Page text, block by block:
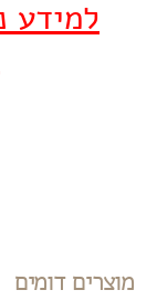
למידע
מוצרים דומים